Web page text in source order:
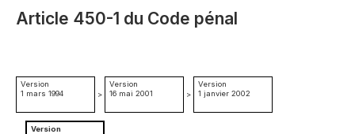
Article 450-1 du Code pénal
Version
1 mars 1994
>
Version
16 mai 2001
>
Version
1 janvier 2002
Version